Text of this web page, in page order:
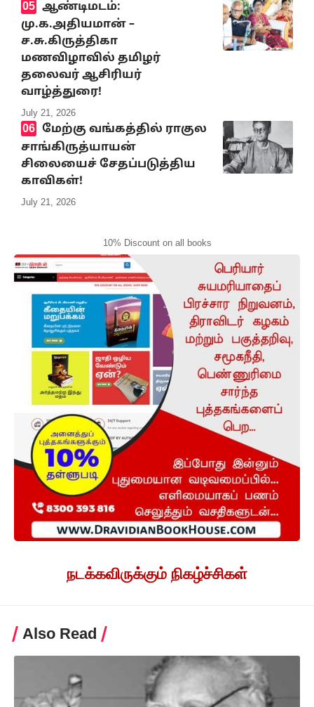
ஆண்டிமடம்:
மு.க.அதியமான் –
ச.சு.கிருத்திகா
மணவிழாவில் தமிழர்
தலைவர் ஆசிரியர்
வாழ்த்துரை!
July 21, 2026
மேற்கு வங்கத்தில் ராகுல
சாங்கிருத்யாயன்
சிலையைச் சேதப்படுத்திய
காவிகள்!
July 21, 2026
10% Discount on all books
நடக்கவிருக்கும் நிகழ்ச்சிகள்
Also Read